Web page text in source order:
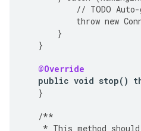
// TODO Auto-
throw new
}
}
@Override
public void stop()
}
/**
* This method should